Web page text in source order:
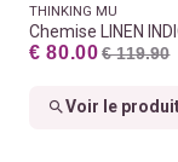
THINKING MU
Chemise LINEN
€ 80.00 € 119.90
Voir le